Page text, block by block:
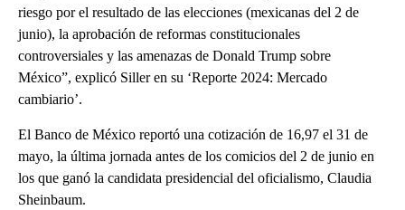
riesgo por el resultado de las elecciones (mexicanas del 2 de
junio), la aprobación de reformas constitucionales
controversiales y las amenazas de Donald Trump sobre
México”, explicó Siller en su ‘Reporte 2024: Mercado
cambiario’.
El Banco de México reportó una cotización de 16,97 el 31 de
mayo, la última jornada antes de los comicios del 2 de junio en
los que ganó la candidata presidencial del oficialismo, Claudia
Sheinbaum.